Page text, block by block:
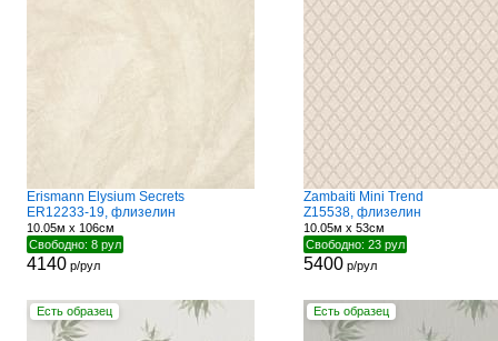
Erismann Elysium Secrets
ER12233-19, флизелин
10.05м x 106см
Свободно: 8 рул
4140р/рул
Zambaiti Mini Trend
Z15538, флизелин
10.05м x 53см
Свободно: 23 рул
5400р/рул
Есть образец Есть образец